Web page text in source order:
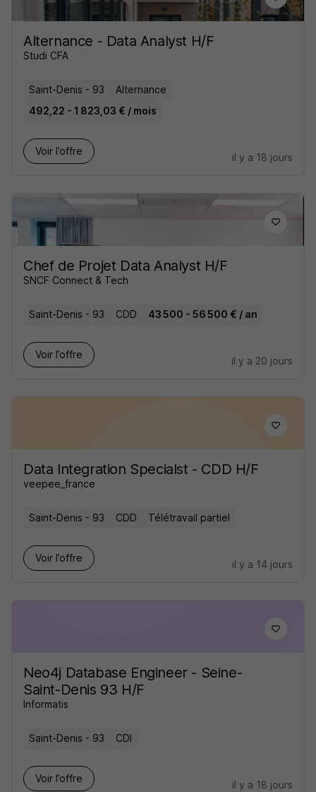
Alternance - Data Analyst H/F
Studi CFA
Saint-Denis - 93
Alternance
492,22 - 1 823,03 € / mois
Voir l’offre
il y a 18 jours
Chef de Projet Data Analyst H/F
SNCF Connect & Tech
Saint-Denis - 93 CDD 43 500 - 56 500 € / an
Voir l’offre
il y a 20 jours
Data Integration Specialst - CDD H/F
veepee_france
Saint-Denis - 93 CDD Télétravail partiel
Voir l’offre
il y a 14 jours
Neo4j Database Engineer - Seine-
Saint-Denis 93 H/F
Informatis
Saint-Denis - 93 CDI
Voir l’offre
il y a 18 jours